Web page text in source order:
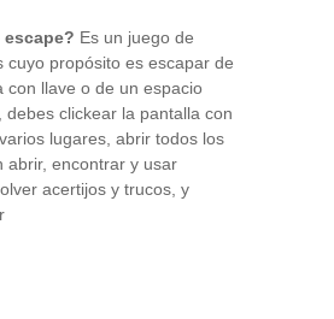
Es un juego de
cuyo propósito es escapar de
con llave o de un espacio
clickear la pantalla con
lugares, abrir todos los
abrir, encontrar y usar
acertijos y trucos, y